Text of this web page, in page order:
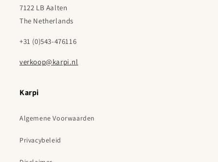
7122 LB Aalten
The Netherlands
+31 (0)543-476116
verkoop@karpi.nl
Karpi
Algemene Voorwaarden
Privacybeleid